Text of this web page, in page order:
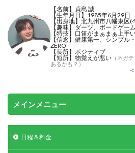
【名前】貞島 誠
【生年月日】1985年6月29日
【出身地】北九州市八幡東区
【趣味】ダーツ、ボードゲー
【特技】 口笛がまぁまぁ上手
【信念】健康第一、シンプル
ZERO
【長所】ポジティブ
【短所】物覚えが悪い （ネガ
あるかも？）
メインメニュー
日程＆料金